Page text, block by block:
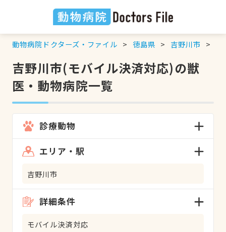
動物病院ドクターズ・ファイル 徳島県 吉野川市
吉野川市(モバイル決済対応)の獣
医・動物病院一覧
診療動物
エリア・駅
吉野川市
詳細条件
モバイル決済対応